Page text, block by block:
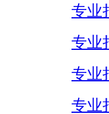
专业
专业
专业
专业